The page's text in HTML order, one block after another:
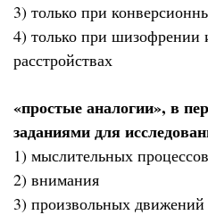
3) только при
4) только при
расстройствах
«простые аналогии», в
заданиями для
1) мыслительных
2) внимания
3) произвольных движений